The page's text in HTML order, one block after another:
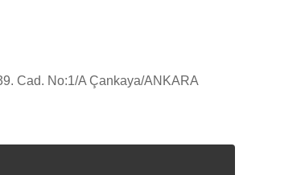
Cad. No:1/A Çankaya/ANKARA